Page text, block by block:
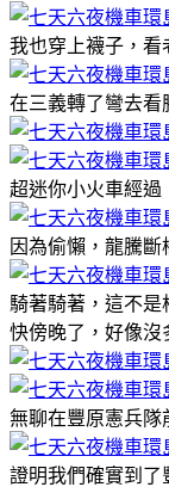
我也穿上襪子，看
在三義轉了彎去看
超迷你小火車經過
因為偷懶，龍騰斷
騎著騎著，這不是
快傍晚了，好像沒
無聊在豐原憲兵隊
證明我們確實到了